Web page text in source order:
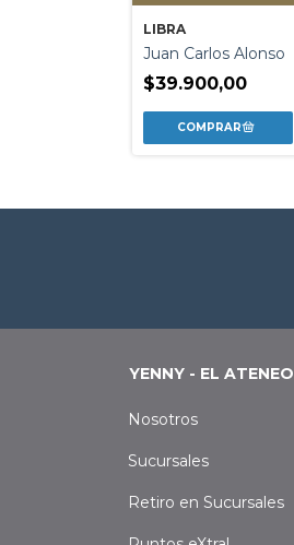
LIBRA
Juan Carlos Alonso
$39.900,00
YENNY - EL ATENEO
Nosotros
Sucursales
Retiro en Sucursales